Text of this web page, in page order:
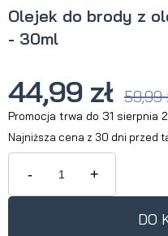
Olejek do brody z
- 30ml
44,99 zł 59,99
Promocja trwa do 31 sierpnia
Najniższa cena z 30 dni przed
Jeżeli produkt
krócej niż 30
produkt pojawił
- +
DO